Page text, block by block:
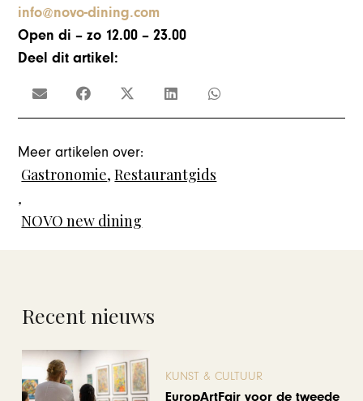
info@novo-dining.com
Open di – zo 12.00 – 23.00
Deel dit artikel:
Meer artikelen over:
Gastronomie,Restaurantgids
,
NOVO new dining
Recent nieuws
KUNST & CULTUUR
EuropArtFair voor de tweede